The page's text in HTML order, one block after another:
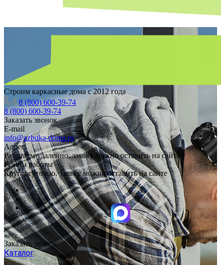
Строим каркасные дома с 2012 года
8 (800) 600-39-74
8 (800) 600-39-74
Заказать звонок
E-mail
info@azbuka-doma.ru
Адрес
Работаем удаленно, заявку можно оставить на сайте
Режим работы
Круглосуточно, заявку можно оставить на сайте
Заказать звонок
Каталог